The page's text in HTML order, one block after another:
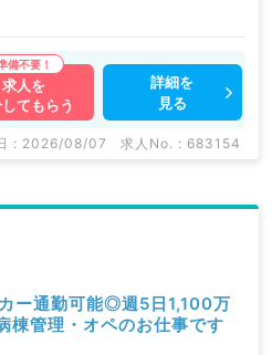
求人を
てもらう
詳細を
見る
: 2026/08/07 求人No. : 683154
ー通勤可能◎週5日1,100万
管理・オペのお仕事です